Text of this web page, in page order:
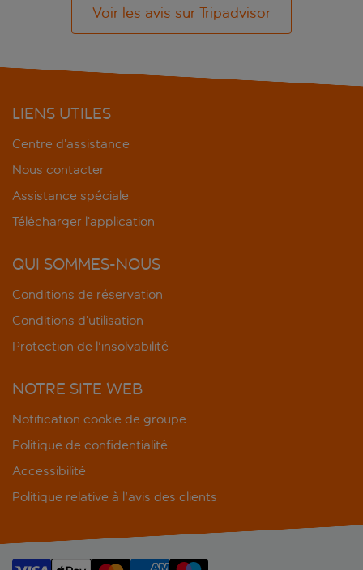
Voir les avis sur Tripadvisor
LIENS UTILES
Centre d’assistance
Nous contacter
Assistance spéciale
Télécharger l’application
QUI SOMMES-NOUS
Conditions de réservation
Conditions d’utilisation
Protection de l'insolvabilité
NOTRE SITE WEB
Notification cookie de groupe
Politique de confidentialité
Accessibilité
Politique relative à l'avis des clients